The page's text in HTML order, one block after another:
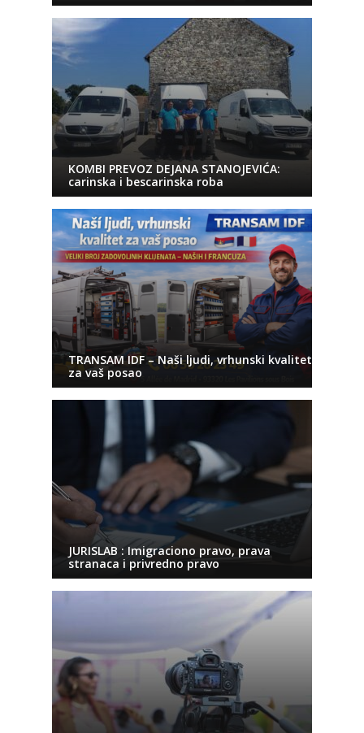
KOMBI PREVOZ DEJANA STANOJEVIĆA:
carinska i bescarinska roba
TRANSAM IDF – Naši ljudi, vrhunski kvalitet
za vaš posao
JURISLAB : Imigraciono pravo, prava
stranaca i privredno pravo